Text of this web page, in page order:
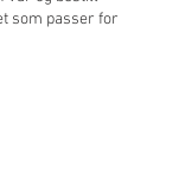
som passer for